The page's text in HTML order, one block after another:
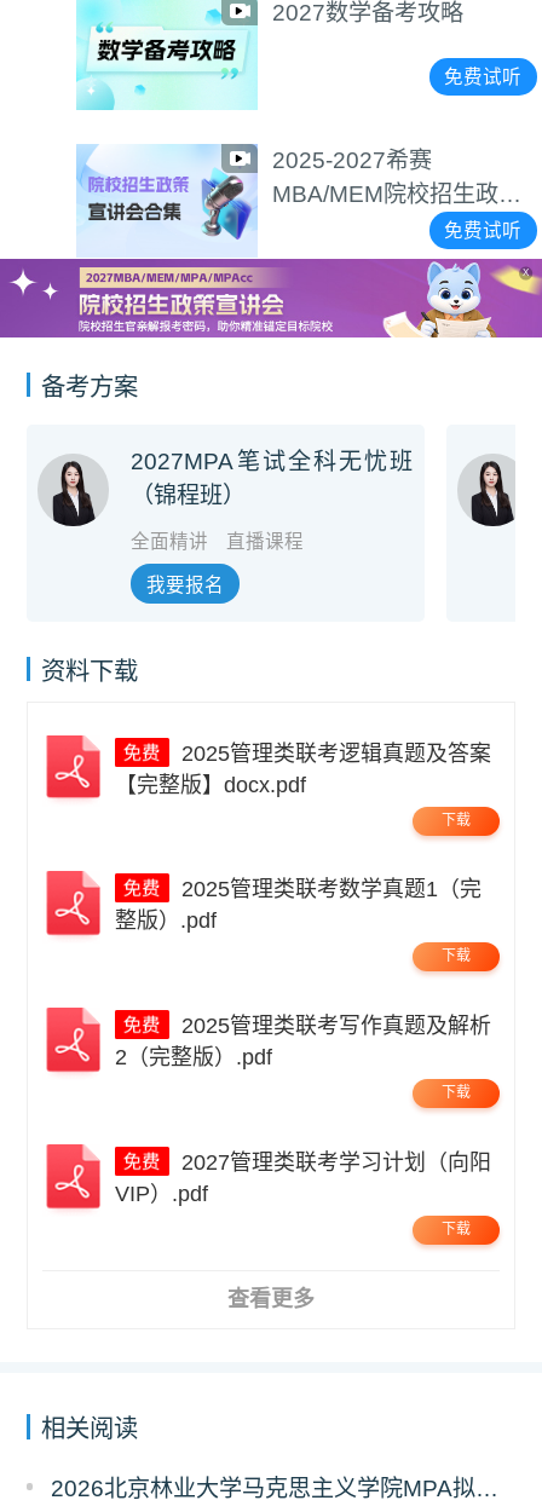
2027数学备考攻略
免费试听
2025-2027希赛
MBA/MEM院校招生政策
宣讲会合集
免费试听
X
备考方案
2027MPA笔试全科无忧班
（锦程班）
全面精讲 直播课程
我要报名
资料下载
【完整版】docx.pdf
下载
整版）.pdf
下载
2（完整版）.pdf
下载
VIP）.pdf
下载
查看更多
相关阅读
2026北京林业大学马克思主义学院MPA拟录取分析解读